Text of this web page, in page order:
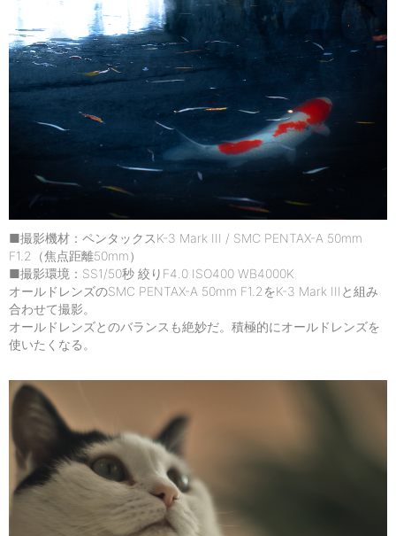
■撮影機材：ペンタックスK-3 Mark III / SMC PENTAX-A 50mm
F1.2（焦点距離50mm）
■撮影環境：SS1/50秒 絞りF4.0 ISO400 WB4000K
オールドレンズのSMC PENTAX-A 50mm F1.2をK-3 Mark IIIと組み
合わせて撮影。
オールドレンズとのバランスも絶妙だ。積極的にオールドレンズを
使いたくなる。